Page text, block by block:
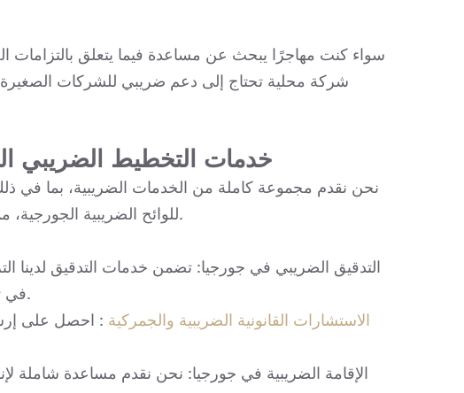
سواء كنت مهاجرًا يبحث عن مساعدة فيما يتعلق بالتزامات
شركة محلية تحتاج إلى دعم ضريبي للشركات الصغيرة،
خدمات التخطيط الضريبي
نحن نقدم مجموعة كاملة من الخدمات الضريبية، بما في
للوائح الضريبية الجورجية، مما يساعد العملاء على تجنب العقوبات المحتملة.
التدقيق الضريبي في جورجيا: تضمن خدمات التدقيق لدينا
في تجنب العقوبات المحتملة والمضاعفات القانونية.
الاستشارات القانونية الضريبية والجمركية : احصل على
الإقامة الضريبية في جورجيا: نحن نقدم مساعدة شاملة